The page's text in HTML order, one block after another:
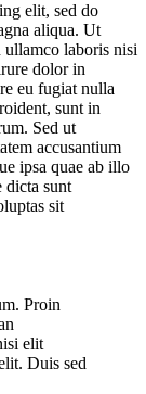
elit, sed do
aliqua. Ut
laboris nisi
dolor in
eu fugiat nulla
sunt in
Sed ut
accusantium
ipsa quae ab illo
dicta sunt
sit
Proin
elit
Duis sed